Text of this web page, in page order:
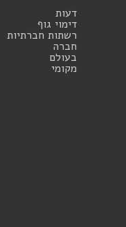
דעות
דימוי גוף
רשתות חברתיות
חברה
בעולם
מקומי